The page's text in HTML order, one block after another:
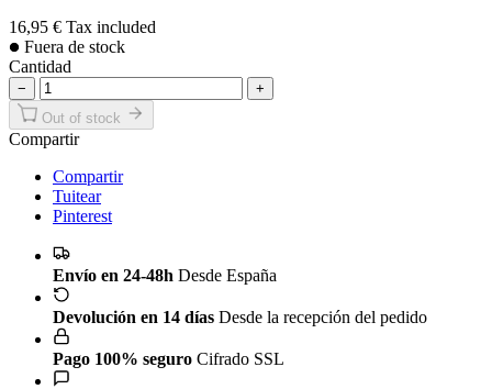
16,95 € Tax included
Fuera de stock
Cantidad
−
+
Out of stock
Compartir
Compartir
Tuitear
Pinterest
Envío en 24-48h Desde España
Devolución en 14 días Desde la recepción del pedido
Pago 100% seguro Cifrado SSL